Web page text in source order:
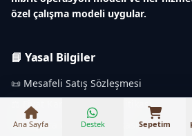
özel çalışma modeli uygular.
📘 Yasal Bilgiler
📜 Mesafeli Satış Sözleşmesi
⚖️ Fiyat Karşılaştırma Politikası
💳 Kapora ve İptal Politikası
Ana Sayfa Destek Sepetim